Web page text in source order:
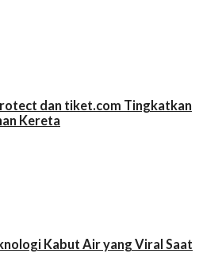
dan tiket.com Tingkatkan
Kereta
Kabut Air yang Viral Saat